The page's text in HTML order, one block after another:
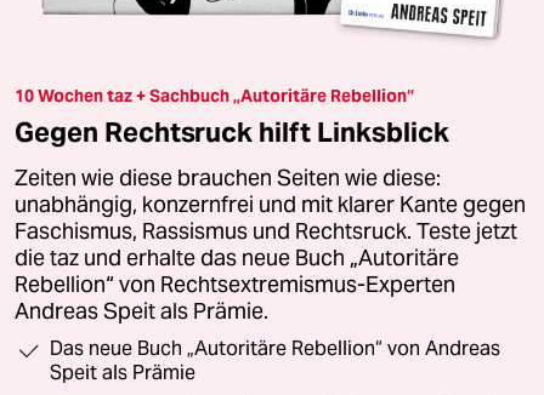
10 Wochen taz + Sachbuch „Autoritäre Rebellion“
Gegen Rechtsruck hilft Linksblick
Zeiten wie diese brauchen Seiten wie diese:
unabhängig, konzernfrei und mit klarer Kante gegen
Faschismus, Rassismus und Rechtsruck. Teste jetzt
die taz und erhalte das neue Buch „Autoritäre
Rebellion“ von Rechtsextremismus-Experten
Andreas Speit als Prämie.
Das neue Buch „Autoritäre Rebellion“ von Andreas
Speit als Prämie